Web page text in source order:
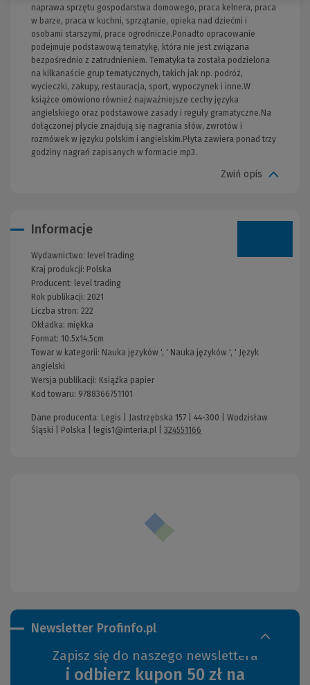
naprawa sprzętu gospodarstwa domowego, praca kelnera, praca
w barze, praca w kuchni, sprzątanie, opieka nad dziećmi i
osobami starszymi, prace ogrodnicze.Ponadto opracowanie
podejmuje podstawową tematykę, która nie jest związana
bezpośrednio z zatrudnieniem. Tematyka ta została podzielona
na kilkanaście grup tematycznych, takich jak np. podróż,
wycieczki, zakupy, restauracja, sport, wypoczynek i inne.W
książce omówiono również najważniejsze cechy języka
angielskiego oraz podstawowe zasady i reguły gramatyczne.Na
dołączonej płycie znajdują się nagrania słów, zwrotów i
rozmówek w języku polskim i angielskim.Płyta zawiera ponad trzy
godziny nagrań zapisanych w formacie mp3.
Zwiń opis
Informacje
Wydawnictwo: level trading
Kraj produkcji: Polska
Producent: level trading
Rok publikacji: 2021
Liczba stron: 222
Okładka: miękka
Format: 10.5x14.5cm
Towar w kategorii: Nauka języków ', ' Nauka języków ', '
Język
angielski
Wersja publikacji: Książka papier
Kod towaru: 9788366751101
Dane producenta: Legis | Jastrzębska 157 | 44-300 | Wodzisław
Śląski | Polska |
legis1@interia.pl 324551166
Newsletter Profinfo.pl
Zapisz się do naszego newslettera
i odbierz kupon 50 zł na